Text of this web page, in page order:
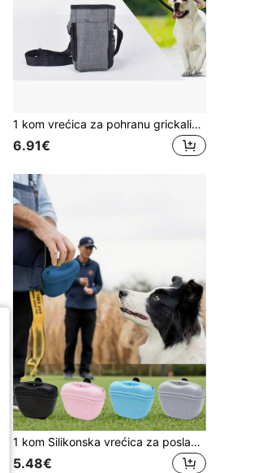
1 kom vrećica za pohranu grickalica za kućne ljubimce na otvorenom, torba za poslastice za mačke/pse oko struka, vrećica za poslastice za pse, vrećica za poslastice za pse, vrećica za šetnju pasa
6.91€
1 kom Silikonska vrećica za poslastice za kućne ljubimce, prijenosna posuda za dresuru sa stezaljkom s magnetskim zatvaračem i kopčom za remen Vrećica za poslastice za pse Vrećica za poslastice za pse Vrećica za šetanje pasa
5.48€